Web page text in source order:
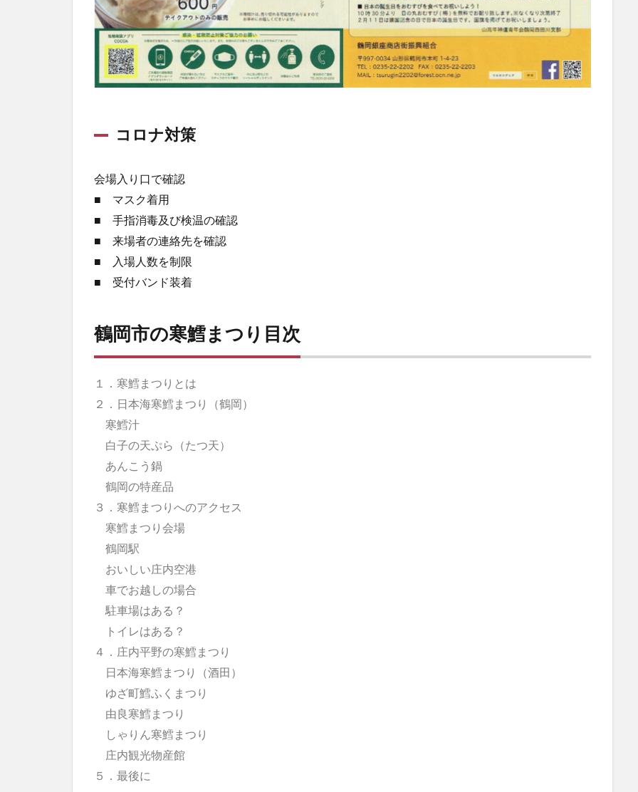
コロナ対策
会場入り口で確認
■ マスク着用
■ 手指消毒及び検温の確認
■ 来場者の連絡先を確認
■ 入場人数を制限
■ 受付バンド装着
鶴岡市の寒鱈まつり目次
１．寒鱈まつりとは
２．日本海寒鱈まつり（鶴岡）
寒鱈汁
白子の天ぷら（たつ天）
あんこう鍋
鶴岡の特産品
３．寒鱈まつりへのアクセス
寒鱈まつり会場
鶴岡駅
おいしい庄内空港
車でお越しの場合
駐車場はある？
トイレはある？
４．庄内平野の寒鱈まつり
日本海寒鱈まつり（酒田）
ゆざ町鱈ふくまつり
由良寒鱈まつり
しゃりん寒鱈まつり
庄内観光物産館
５．最後に